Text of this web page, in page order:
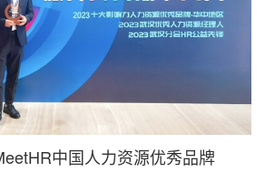
中国人力资源优秀品牌